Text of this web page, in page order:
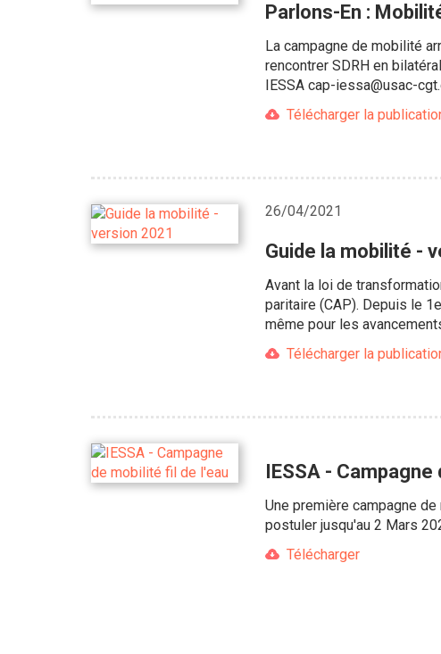
Parlons-En :
La campagne de mobilité
rencontrer SDRH en
IESSA cap-iessa@usac-
Télécharger la
26/04/2021
Guide la mobilité -
Avant la loi de
paritaire (CAP). Depuis le
même pour les
Télécharger la
IESSA -
Une première campagne
postuler jusqu'au 2 Mars
Télécharger